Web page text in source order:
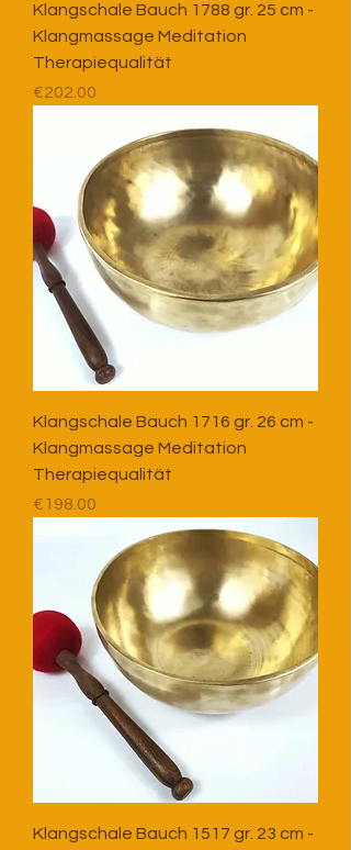
Klangschale Bauch 1788 gr. 25 cm -
Klangmassage Meditation
Therapiequalität
Price
€202.00
Klangschale Bauch 1716 gr. 26 cm -
Klangmassage Meditation
Therapiequalität
Price
€198.00
Klangschale Bauch 1517 gr. 23 cm -